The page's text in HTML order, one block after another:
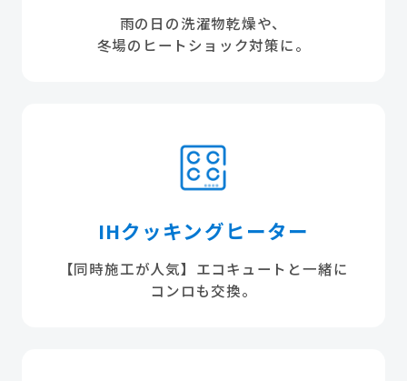
雨の日の洗濯物乾燥や、
冬場のヒートショック対策に。
IHクッキングヒーター
【同時施工が人気】エコキュートと一緒に
コンロも交換。